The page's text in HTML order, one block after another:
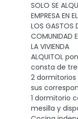
SOLO SE
EMPRESA EN
LOS GASTOS
COMUNIDAD
LA VIVIENDA
ALQUITOL
consta de
2
sus
1 dormitorio
mesilla y